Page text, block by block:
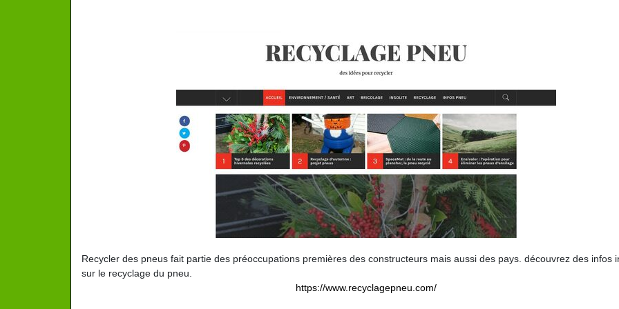
Recycler des pneus fait partie des préoccupations premières des constructeurs mais aussi des pays. découvrez des infos
sur le recyclage du pneu.
https://www.recyclagepneu.com/